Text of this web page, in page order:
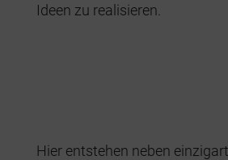
Ideen zu realisieren.
Hier entstehen neben